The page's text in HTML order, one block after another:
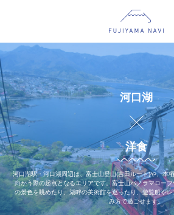
河口湖
洋食
河口湖駅・河口湖周辺は、富士山登山(吉田ルート)や、本
向かう際の起点となるエリアです。富士山パノラマロー
の景色を眺めたり、湖畔の美術館を巡ったり、遊覧船やレ
み方で過ごせます。